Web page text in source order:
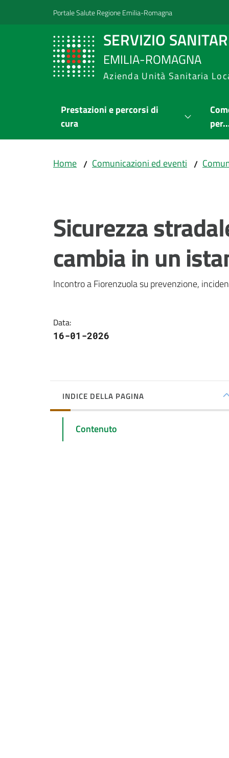
Vai al contenuto
Vai alla navigazionePortale Salute Regione Emilia-Romagna
SERVIZIO
EMILIA-ROMAGNA
Azienda Unità Sanitaria
Prestazioni e percorsi di
cura
Home / Comunicazioni ed eventi /
Sicurezza
cambia in un
Incontro a Fiorenzuola su prevenzione,
Data:
16-01-2026
INDICE DELLA PAGINA
Contenuto